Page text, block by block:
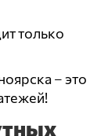
только
– это